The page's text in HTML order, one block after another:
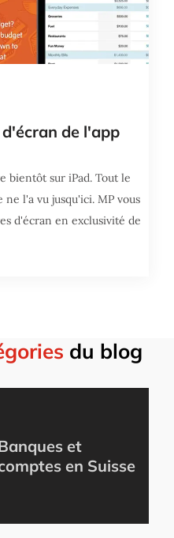
de l'app
bientôt sur iPad. Tout le
l'a vu jusqu'ici. MP vous
d'écran en exclusivité de
du blog
et
en Suisse